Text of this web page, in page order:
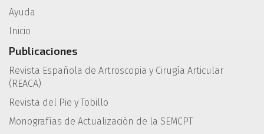
Ayuda
Inicio
Publicaciones
Revista Española de Artroscopia y Cirugía Articular
(REACA)
Revista del Pie y Tobillo
Monografías de Actualización de la SEMCPT